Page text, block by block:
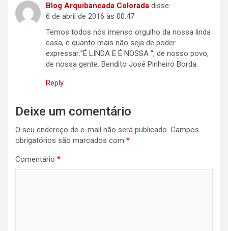
Blog Arquibancada Colorada disse:
6 de abril de 2016 às 00:47
Temos todos nós imenso orgulho da nossa linda
casa, e quanto mais não seja de poder
expressar:”É LINDA E É NOSSA “, de nosso povo,
de nossa gente. Bendito José Pinheiro Borda.
Reply
Deixe um comentário
O seu endereço de e-mail não será publicado. Campos
obrigatórios são marcados com *
Comentário *